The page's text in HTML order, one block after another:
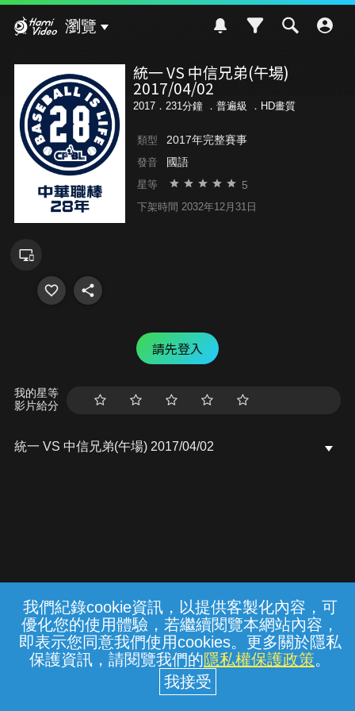
我們紀錄cookie資訊，以提供客製化內容，可
優化您的使用體驗，若繼續閱覽本網站內容，
即表示您同意我們使用cookies。更多關於隱私
保護資訊，請閱覽我們的隱私權保護政策。
瀏覽
統一 VS 中信兄弟(午場)
2017/04/02
2017．231分鐘 ． 普遍級 ．HD畫質
類型 2017年完整賽事
發音 國語
星等 5
下架時間 2032年12月31日
請先登入
我的星等
影片給分
統一 VS 中信兄弟(午場) 2017/04/02
常見問題 線上客服 服務條款 隱私權保護
中華電信股份有限公司個人家庭分公司
(統一編號：96979949) © 2026
{{notifyMsg}}